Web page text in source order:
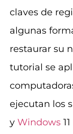
claves de
algunas
restaurar su
tutorial se
ejecutan los
y Windows